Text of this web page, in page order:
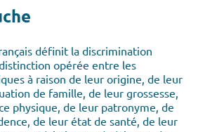
définit la discrimination
opérée entre les
à raison de leur origine, de leur
de famille, de leur grossesse,
physique, de leur patronyme, de
de leur état de santé, de leur